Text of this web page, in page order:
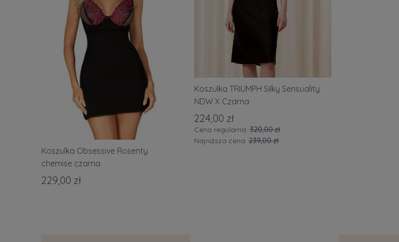
Koszulka Obsessive Rosenty
chemise czarna
229,00 zł
Koszulka TRIUMPH Silky Sensuality
NDW X Czarna
224,00 zł
Cena regularna:320,00 zł
Najniższa cena:239,00 zł